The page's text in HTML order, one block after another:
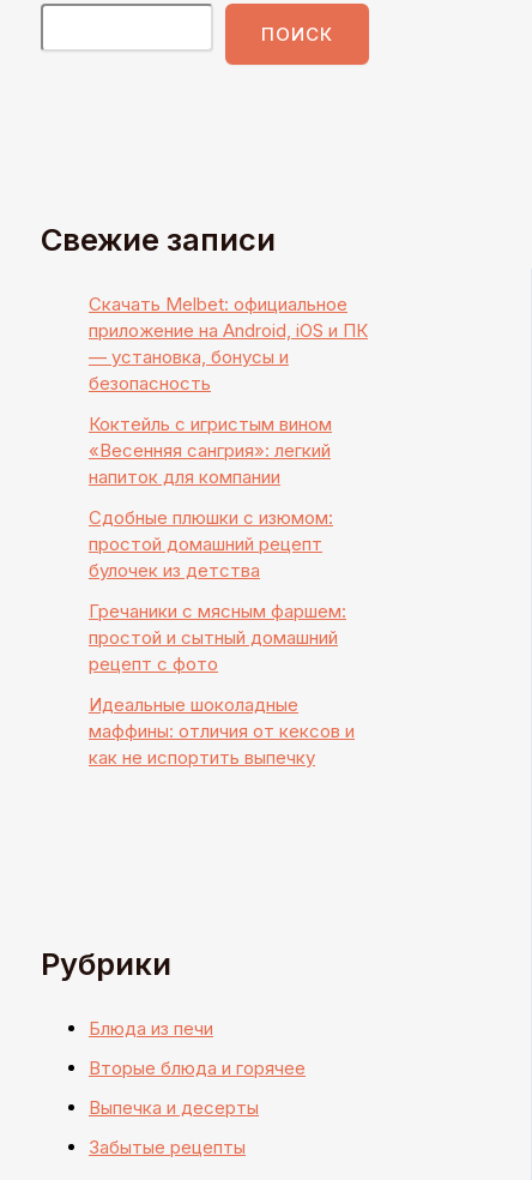
ПОИСК
Свежие записи
Скачать Melbet: официальное
приложение на Android, iOS и ПК
— установка, бонусы и
безопасность
Коктейль с игристым вином
«Весенняя сангрия»: легкий
напиток для компании
Сдобные плюшки с изюмом:
простой домашний рецепт
булочек из детства
Гречаники с мясным фаршем:
простой и сытный домашний
рецепт с фото
Идеальные шоколадные
маффины: отличия от кексов и
как не испортить выпечку
Рубрики
Блюда из печи
Вторые блюда и горячее
Выпечка и десерты
Забытые рецепты